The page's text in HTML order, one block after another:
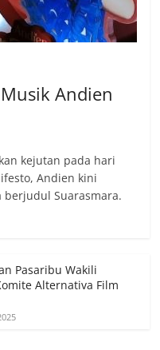
Andien
kejutan pada hari
Andien kini
Suarasmara.
Pasaribu Wakili
Alternativa Film